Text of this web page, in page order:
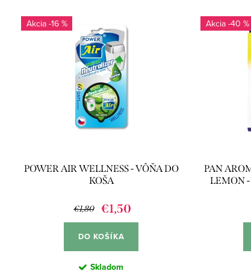
dV
-16 %
POWER AIR WELLNESS - VÔŇA DO
KOŠA
€1,80 €1,50
DO KOŠÍKA
Skladom
-40 %
PAN
LEMON